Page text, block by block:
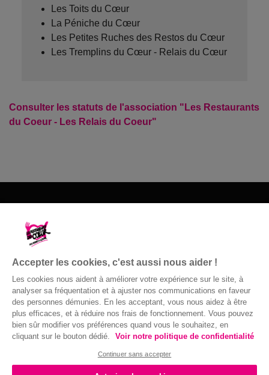
Les Toits du Cœur
La Péniche du Cœur
Les Petites Ruches des Restos du Cœur
Les Tremplins du Cœur - Relais du Cœur
Consulter les statuts de l'association "Les Restaurants
du Coeur - Les Relais du Coeur"
Les Restos du Cœur du 15
Siège départemental - 8 Rue du Prince
15000 Aurillac - 04 71 48 85 64 les mardis
et jeudis matin
04 71 48 85 64
Nous contacter
Mentions légales| 2016 ©
Accepter les cookies, c'est aussi nous aider !
Les cookies nous aident à améliorer votre expérience sur le site, à
analyser sa fréquentation et à ajuster nos communications en faveur
des personnes démunies. En les acceptant, vous nous aidez à être
plus efficaces, et à réduire nos frais de fonctionnement. Vous pouvez
bien sûr modifier vos préférences quand vous le souhaitez, en
cliquant sur le bouton dédié.
Voir notre politique de confidentialité
Continuer sans accepter